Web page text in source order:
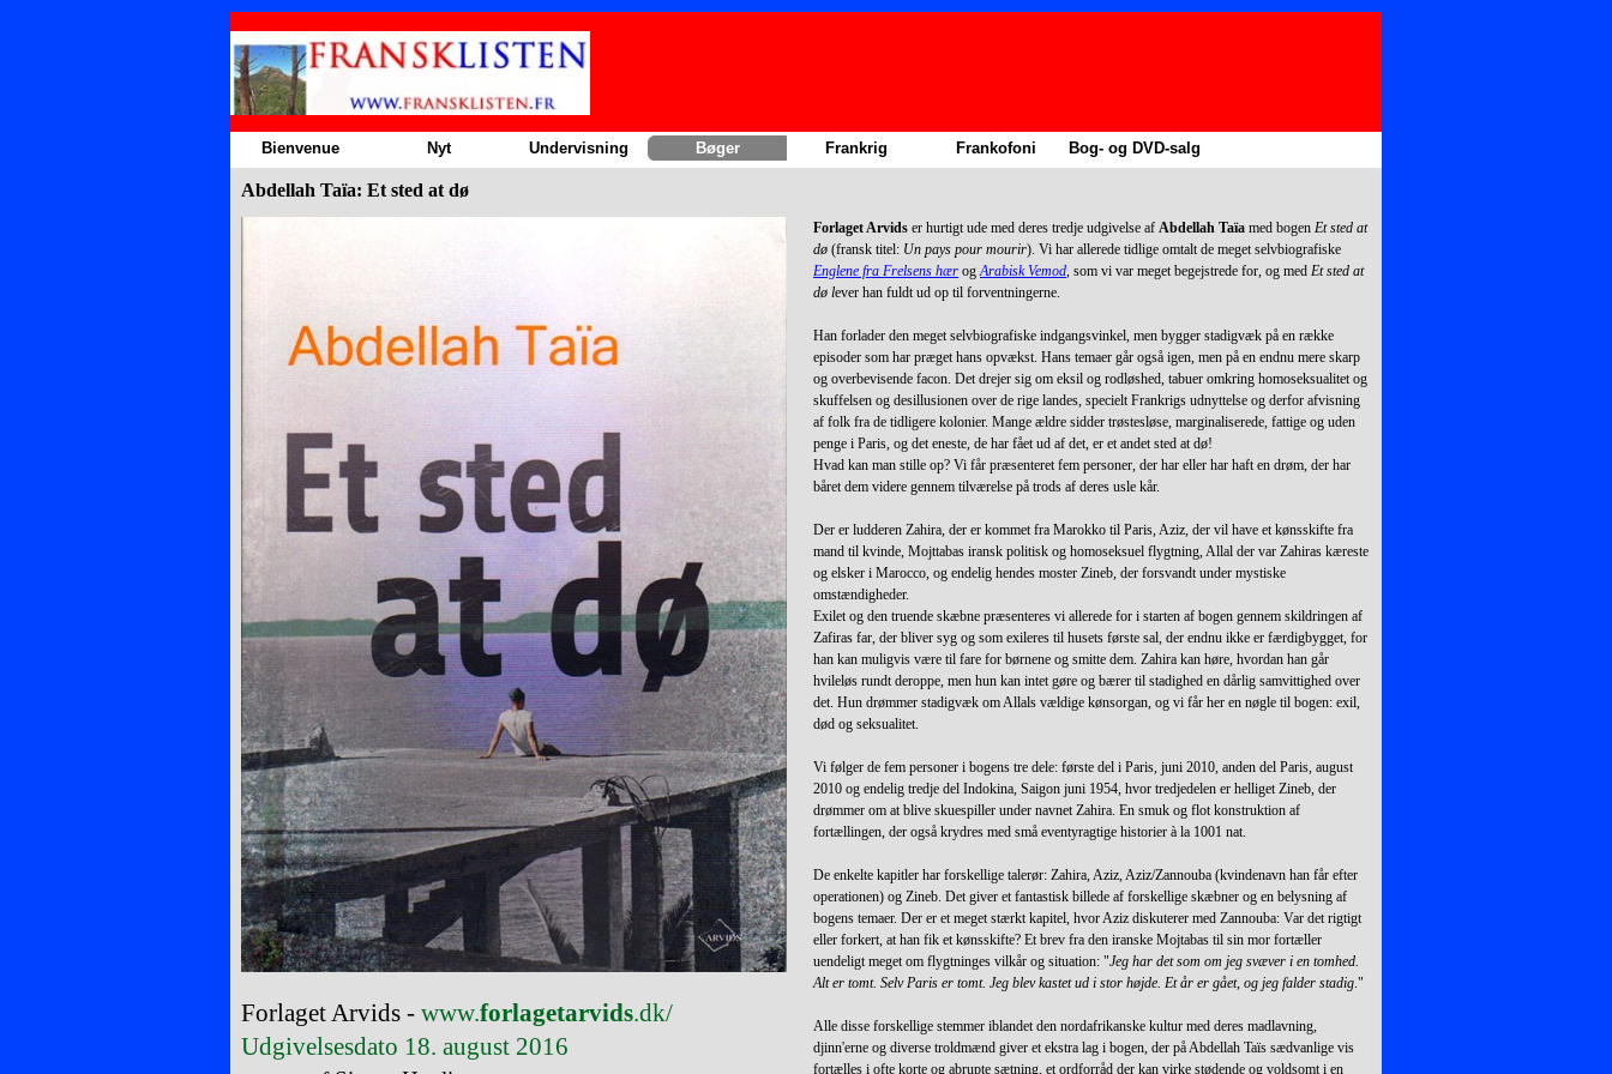
Sauter le menu
Bienvenue Nyt ▼
Undervisning ▼
Bøger ▼
Frankrig ▼
Frankofoni ▼
Bog- og DVD-salg
Abdellah Taïa: Et sted at dø
Forlaget Arvids - www.forlagetarvids.dk/
Udgivelsesdato 18. august 2016
Forlaget Arvids er hurtigt ude med deres tredje udgivelse af Abdellah Taïa med bogen Et sted at
dø (fransk titel: Un pays pour mourir). Vi har allerede tidlige omtalt de meget selvbiografiske
Englene fra Frelsens hær ogArabisk Vemod, som vi var meget begejstrede for, og med Et sted at
dø lever han fuldt ud op til forventningerne.
Han forlader den meget selvbiografiske indgangsvinkel, men bygger stadigvæk på en række
episoder som har præget hans opvækst. Hans temaer går også igen, men på en endnu mere skarp
og overbevisende facon. Det drejer sig om eksil og rodløshed, tabuer omkring homoseksualitet og
skuffelsen og desillusionen over de rige landes, specielt Frankrigs udnyttelse og derfor afvisning
af folk fra de tidligere kolonier. Mange ældre sidder trøstesløse, marginaliserede, fattige og uden
penge i Paris, og det eneste, de har fået ud af det, er et andet sted at dø!
Hvad kan man stille op? Vi får præsenteret fem personer, der har eller har haft en drøm, der har
båret dem videre gennem tilværelse på trods af deres usle kår.
Der er ludderen Zahira, der er kommet fra Marokko til Paris, Aziz, der vil have et kønsskifte fra
mand til kvinde, Mojttabas iransk politisk og homoseksuel flygtning, Allal der var Zahiras kæreste
og elsker i Marocco, og endelig hendes moster Zineb, der forsvandt under mystiske
omstændigheder.
Exilet og den truende skæbne præsenteres vi allerede for i starten af bogen gennem skildringen af
Zafiras far, der bliver syg og som exileres til husets første sal, der endnu ikke er færdigbygget, for
han kan muligvis være til fare for børnene og smitte dem. Zahira kan høre, hvordan han går
hvileløs rundt deroppe, men hun kan intet gøre og bærer til stadighed en dårlig samvittighed over
det. Hun drømmer stadigvæk om Allals vældige kønsorgan, og vi får her en nøgle til bogen: exil,
død og seksualitet.
Vi følger de fem personer i bogens tre dele: første del i Paris, juni 2010, anden del Paris, august
2010 og endelig tredje del Indokina, Saigon juni 1954, hvor tredjedelen er helliget Zineb, der
drømmer om at blive skuespiller under navnet Zahira. En smuk og flot konstruktion af
fortællingen, der også krydres med små eventyragtige historier à la 1001 nat.
De enkelte kapitler har forskellige talerør: Zahira, Aziz, Aziz/Zannouba (kvindenavn han får efter
operationen) og Zineb. Det giver et fantastisk billede af forskellige skæbner og en belysning af
bogens temaer. Der er et meget stærkt kapitel, hvor Aziz diskuterer med Zannouba: Var det rigtigt
eller forkert, at han fik et kønsskifte? Et brev fra den iranske Mojtabas til sin mor fortæller
uendeligt meget om flygtninges vilkår og situation: "Jeg har det som om jeg svæver i en tomhed.
Alt er tomt. Selv Paris er tomt. Jeg blev kastet ud i stor højde. Et år er gået, og jeg falder stadig."
Alle disse forskellige stemmer iblandet den nordafrikanske kultur med deres madlavning,
djinn'erne og diverse troldmænd giver et ekstra lag i bogen, der på Abdellah Taïs sædvanlige vis
fortælles i ofte korte og abrupte sætning, et ordforråd der kan virke stødende og voldsomt i en